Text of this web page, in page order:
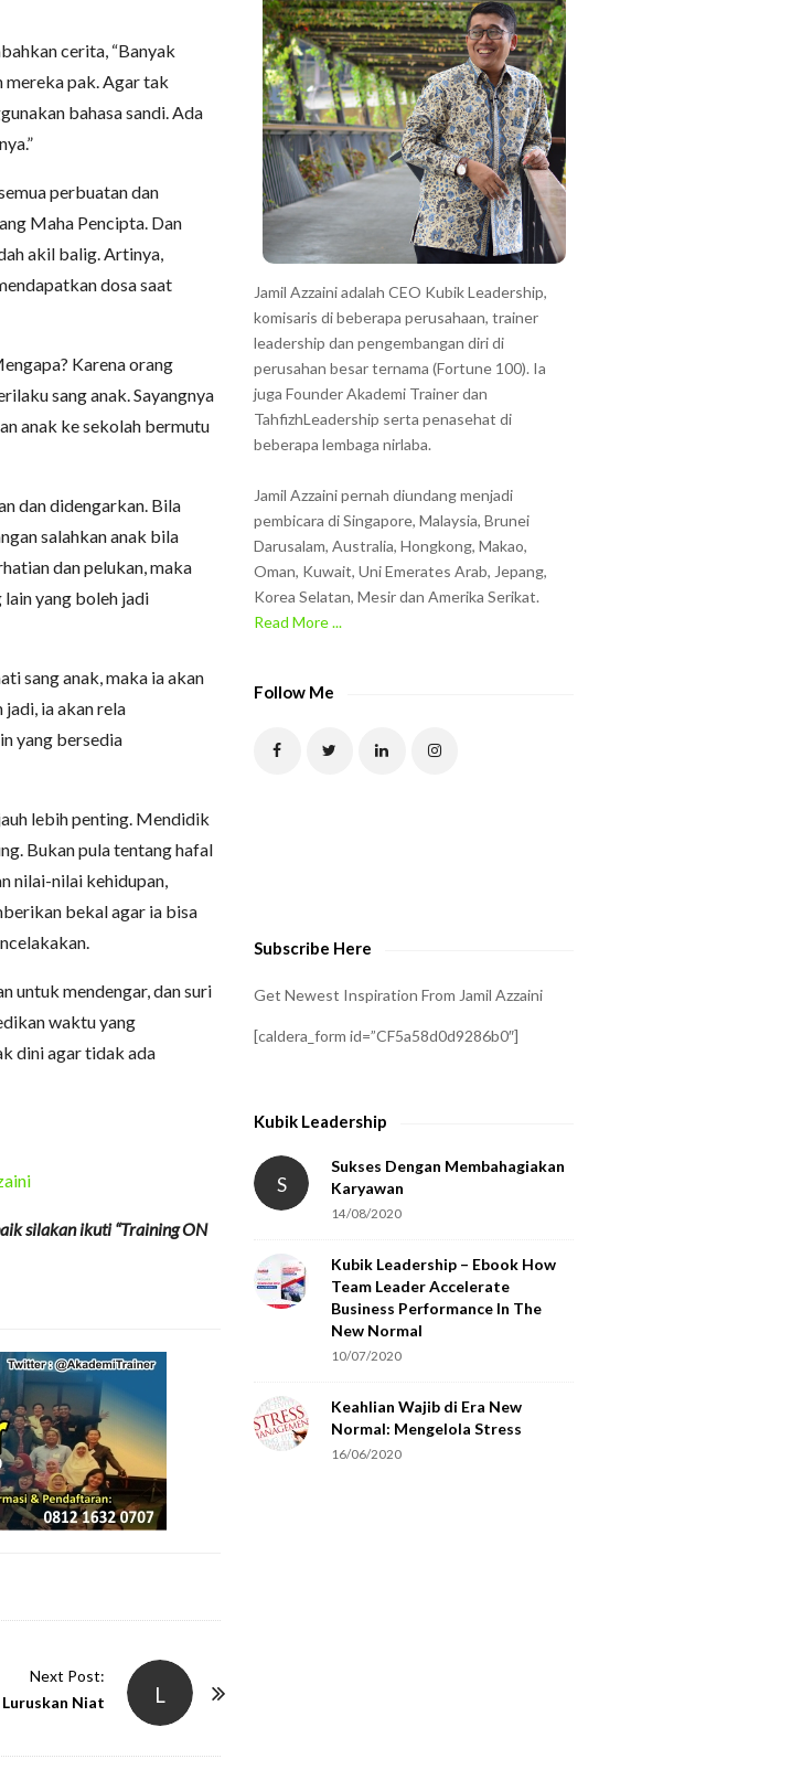
cerita, “Banyak
mereka pak. Agar tak
bahasa sandi. Ada
perbuatan dan
Maha Pencipta. Dan
akil balig. Artinya,
dosa saat
Karena orang
sang anak. Sayangnya
anak ke sekolah bermutu
dan didengarkan. Bila
salahkan anak bila
dan pelukan, maka
lain yang boleh jadi
sang anak, maka ia akan
jadi, ia akan rela
yang bersedia
lebih penting. Mendidik
Bukan pula tentang hafal
nilai-nilai kehidupan,
bekal agar ia bisa
untuk mendengar, dan suri
waktu yang
dini agar tidak ada
silakan ikuti “Training ON
L
Next Post:
Luruskan Niat
Jamil Azzaini adalah CEO Kubik Leadership,
komisaris di beberapa perusahaan, trainer
leadership dan pengembangan diri di
perusahan besar ternama (Fortune 100). Ia
juga Founder Akademi Trainer dan
TahfizhLeadership serta penasehat di
beberapa lembaga nirlaba.
Jamil Azzaini pernah diundang menjadi
pembicara di Singapore, Malaysia, Brunei
Darusalam, Australia, Hongkong, Makao,
Oman, Kuwait, Uni Emerates Arab, Jepang,
Korea Selatan, Mesir dan Amerika Serikat.
Read More ...
Follow Me
Subscribe Here
Get Newest Inspiration From Jamil Azzaini
[caldera_form id=”CF5a58d0d9286b0″]
Kubik Leadership
S
Sukses Dengan Membahagiakan
Karyawan
14/08/2020
Kubik Leadership – Ebook How
Team Leader Accelerate
Business Performance In The
New Normal
10/07/2020
Keahlian Wajib di Era New
Normal: Mengelola Stress
16/06/2020